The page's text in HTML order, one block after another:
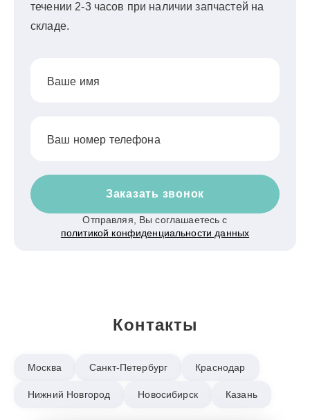
течении 2-3 часов при наличии запчастей на
складе.
Ваше имя
Ваш номер телефона
Заказать звонок
Отправляя, Вы соглашаетесь с
политикой конфиденциальности данных
Контакты
Москва Санкт-Петербург Краснодар
Нижний Новгород Новосибирск Казань